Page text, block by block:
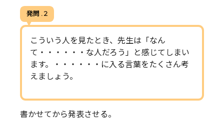
発問 . 2
こういう人を見たとき、先生は「なん
て・・・・・・な人だろう」と感じてしまい
ます。・・・・・・に入る言葉をたくさん考
えましょう。
書かせてから発表させる。